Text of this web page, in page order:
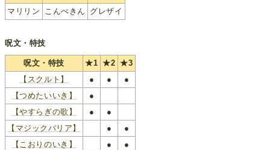
マリリン
こんぺきん グレザイ
呪文・特技
呪文・特技 ★1 ★2 ★3
【スクルト】
● ●
●
【つめたいいき】
●
【やすらぎの歌】
●
●
【マジックバリア】
●
●
【こおりのいき】
●
●